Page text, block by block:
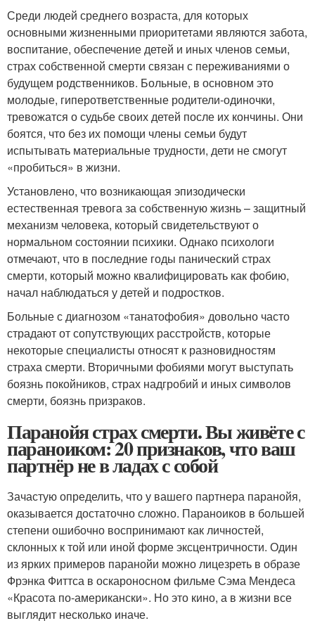
Среди людей среднего возраста, для которых
основными жизненными приоритетами являются забота,
воспитание, обеспечение детей и иных членов семьи,
страх собственной смерти связан с переживаниями о
будущем родственников. Больные, в основном это
молодые, гиперответственные родители-одиночки,
тревожатся о судьбе своих детей после их кончины. Они
боятся, что без их помощи члены семьи будут
испытывать материальные трудности, дети не смогут
«пробиться» в жизни.
Установлено, что возникающая эпизодически
естественная тревога за собственную жизнь – защитный
механизм человека, который свидетельствуют о
нормальном состоянии психики. Однако психологи
отмечают, что в последние годы панический страх
смерти, который можно квалифицировать как фобию,
начал наблюдаться у детей и подростков.
Больные с диагнозом «танатофобия» довольно часто
страдают от сопутствующих расстройств, которые
некоторые специалисты относят к разновидностям
страха смерти. Вторичными фобиями могут выступать
боязнь покойников, страх надгробий и иных символов
смерти, боязнь призраков.
Паранойя страх смерти. Вы живёте с
параноиком: 20 признаков, что ваш
партнёр не в ладах с собой
Зачастую определить, что у вашего партнера паранойя,
оказывается достаточно сложно. Параноиков в большей
степени ошибочно воспринимают как личностей,
склонных к той или иной форме эксцентричности. Один
из ярких примеров паранойи можно лицезреть в образе
Фрэнка Фиттса в оскароносном фильме Сэма Мендеса
«Красота по-американски». Но это кино, а в жизни все
выглядит несколько иначе.